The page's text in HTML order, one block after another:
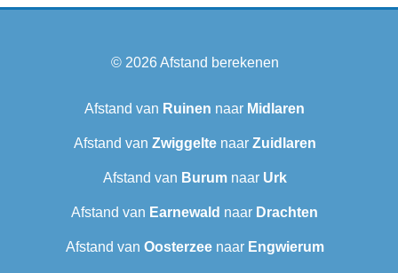
© 2026Afstand berekenen
Afstand van Ruinen naar Midlaren
Afstand van Zwiggeltenaar Zuidlaren
Afstand van Burumnaar Urk
Afstand van Earnewald naar Drachten
Afstand van Oosterzeenaar Engwierum